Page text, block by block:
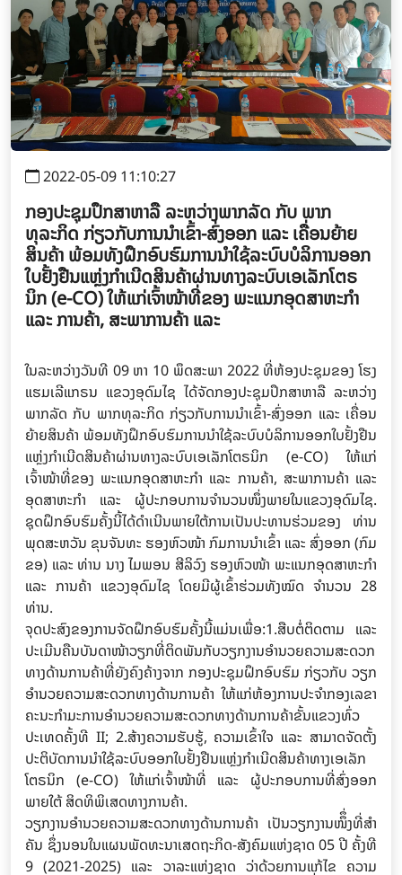
2022-05-09 11:10:27
ກອງປະຊຸມປຶກສາຫາລື ລະຫວ່າງພາກລັດ ກັບ ພາກ
ທຸລະກິດ ກ່ຽວກັບການນໍາເຂົ້າ-ສົ່ງອອກ ແລະ ເຄື່ອນຍ້າຍ
ສິນຄ້າ ພ້ອມທັງຝຶກອົບຮົມການນຳໃຊ້ລະບົບບໍລິການອອກ
ໃບຢັ້ງຢືນແຫຼ່ງກໍາເນີດສິນຄ້າຜ່ານທາງລະບົບເອເລັກໂຕຣ
ນິກ (e-CO) ໃຫ້ແກ່ເຈົ້າໜ້າທີ່ຂອງ ພະແນກອຸດສາຫະກຳ
ແລະ ການຄ້າ, ສະພາການຄ້າ ແລະ
ໃນລະຫວ່າງວັນທີ 09 ຫາ 10 ພຶດສະພາ 2022 ທີ່ຫ້ອງປະຊຸມຂອງ ໂຮງ
ແຮມເລີແກຣນ ແຂວງອຸດົມໄຊ ໄດ້ຈັດກອງປະຊຸມປຶກສາຫາລື ລະຫວ່າງ
ພາກລັດ ກັບ ພາກທຸລະກິດ ກ່ຽວກັບການນໍາເຂົ້າ-ສົ່ງອອກ ແລະ ເຄື່ອນ
ຍ້າຍສິນຄ້າ ພ້ອມທັງຝຶກອົບຮົມການນຳໃຊ້ລະບົບບໍລິການອອກໃບຢັ້ງຢືນ
ແຫຼ່ງກໍາເນີດສິນຄ້າຜ່ານທາງລະບົບເອເລັກໂຕຣນິກ (e-CO) ໃຫ້ແກ່
ເຈົ້າໜ້າທີ່ຂອງ ພະແນກອຸດສາຫະກຳ ແລະ ການຄ້າ, ສະພາການຄ້າ ແລະ
ອຸດສາຫະກຳ ແລະ ຜູ້ປະກອບການຈຳນວນໜຶ່ງພາຍໃນແຂວງອຸດົມໄຊ.
ຊຸດຝຶກອົບຮົມຄັ້ງນີ້ໄດ້ດຳເນີນພາຍໃຕ້ການເປັນປະທານຮ່ວມຂອງ ທ່ານ
ພຸດສະຫວັນ ຂຸນຈັນທະ ຮອງຫົວໜ້າ ກົມການນຳເຂົ້າ ແລະ ສົ່ງອອກ (ກົມ
ຂອ) ແລະ ທ່ານ ນາງ ໄມພອນ ສີລິວົງ ຮອງຫົວໜ້າ ພະແນກອຸດສາຫະກຳ
ແລະ ການຄ້າ ແຂວງອຸດົມໄຊ ໂດຍມີຜູ້ເຂົ້າຮ່ວມທັງໝົດ ຈຳນວນ 28
ທ່ານ.
ຈຸດປະສົງຂອງການຈັດຝຶກອົບຮົມຄັ້ງນີ້ແມ່ນເພື່ອ:1.ສືບຕໍ່ຕິດຕາມ ແລະ
ປະເມີນຄືນບັນດາໜ້າວຽກທີ່ຕິດພັນກັບວຽກງານອຳນວຍຄວາມສະດວກ
ທາງດ້ານການຄ້າທີ່ຍັງຄົງຄ້າງຈາກ ກອງປະຊຸມຝຶກອົບຮົມ ກ່ຽວກັບ ວຽກ
ອຳນວຍຄວາມສະດວກທາງດ້ານການຄ້າ ໃຫ້ແກ່ຫ້ອງການປະຈຳກອງເລຂາ
ຄະນະກຳມະການອຳນວຍຄວາມສະດວກທາງດ້ານການຄ້າຂັ້ນແຂວງທົ່ວ
ປະເທດຄັ້ງທີ II; 2.ສ້າງຄວາມຮັບຮູ້, ຄວາມເຂົ້າໃຈ ແລະ ສາມາດຈັດຕັ້ງ
ປະຕິບັດການນໍາໃຊ້ລະບົບອອກໃບຢັ້ງຢືນແຫຼ່ງກໍາເນີດສິນຄ້າທາງເອເລັກ
ໂຕຣນິກ (e-CO) ໃຫ້ແກ່ເຈົ້າໜ້າທີ່ ແລະ ຜູ້ປະກອບການທີ່ສົ່ງອອກ
ພາຍໃຕ້ ສິດທິພິເສດທາງການຄ້າ.
ວຽກງານອໍານວຍຄວາມສະດວກທາງດ້ານການຄ້າ ເປັນວຽກງານໜຶຶ່ງທີ່ສໍາ
ຄັນ ຊຶ່ງນອນໃນແຜນພັດທະນາເສດຖະກິດ-ສັງຄົມແຫ່ງຊາດ 05 ປີ ຄັ້ງທີ
9 (2021-2025) ແລະ ວາລະແຫ່ງຊາດ ວ່າດ້ວຍການແກ້ໄຂ ຄວາມ